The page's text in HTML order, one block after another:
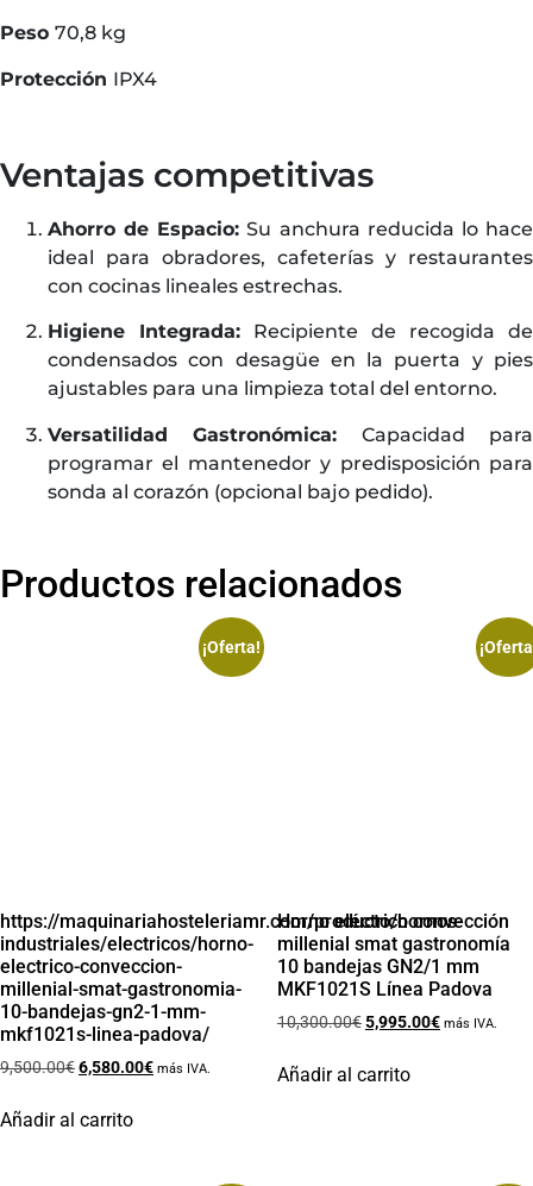
Peso 70,8 kg
Protección IPX4
Ventajas competitivas
Ahorro de Espacio: Su anchura reducida lo hace
ideal para obradores, cafeterías y restaurantes
con cocinas lineales estrechas.
Higiene Integrada: Recipiente de recogida de
condensados con desagüe en la puerta y pies
ajustables para una limpieza total del entorno.
Versatilidad Gastronómica: Capacidad para
programar el mantenedor y predisposición para
sonda al corazón (opcional bajo pedido).
Productos relacionados
¡Oferta!
https://maquinariahosteleriamr.com/producto/hornos-
industriales/electricos/horno-
electrico-conveccion-
millenial-smat-gastronomia-
10-bandejas-gn2-1-mm-
mkf1021s-linea-padova/
9,500.00€6,580.00€ más IVA.
Añadir al carrito
Horno eléctrico convección
millenial smat gastronomía
10 bandejas GN2/1 mm
MKF1021S Línea Padova
10,300.00€5,995.00€ más IVA.
Añadir al carrito